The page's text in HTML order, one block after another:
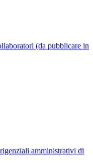
(da pubblicare in
amministrativi di